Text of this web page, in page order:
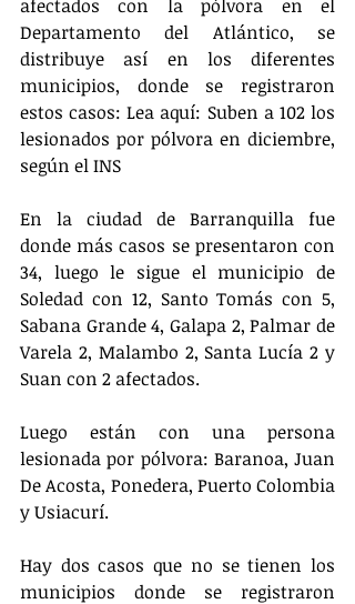
afectados con la pólvora en el
Departamento del Atlántico, se
distribuye así en los diferentes
municipios, donde se registraron
estos casos: Lea aquí: Suben a 102 los
lesionados por pólvora en diciembre,
según el INS
En la ciudad de Barranquilla fue
donde más casos se presentaron con
34, luego le sigue el municipio de
Soledad con 12, Santo Tomás con 5,
Sabana Grande 4, Galapa 2, Palmar de
Varela 2, Malambo 2, Santa Lucía 2 y
Suan con 2 afectados.
Luego están con una persona
lesionada por pólvora: Baranoa, Juan
De Acosta, Ponedera, Puerto Colombia
y Usiacurí.
Hay dos casos que no se tienen los
municipios donde se registraron